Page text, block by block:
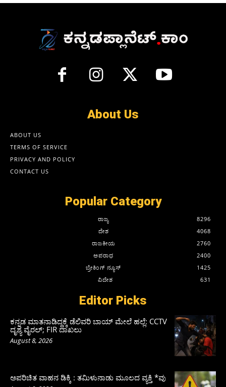
About Us
ABOUT US
TERMS OF SERVICE
PRIVACY AND POLICY
CONTACT US
Popular Category
ರಾಜ್ಯ
8296
ದೇಶ
4068
ರಾಜಕೀಯ
2760
ಅಪರಾಧ
2400
ಬ್ರೇಕಿಂಗ್ ನ್ಯೂಸ್
1425
ವಿದೇಶ
631
Editor Picks
ಕನ್ನಡ ಮಾತನಾಡಿದ್ದಕ್ಕೆ ಡೆಲಿವರಿ ಬಾಯ್ ಮೇಲೆ ಹಲ್ಲೆ: CCTV
ದೃಶ್ಯ ವೈರಲ್; FIR ದಾಖಲು
August 8, 2026
ಅಪರಿಚಿತ ವಾಹನ ಡಿಕ್ಕಿ : ತಮಿಳುನಾಡು ಮೂಲದ ವ್ಯಕ್ತಿ *ವು